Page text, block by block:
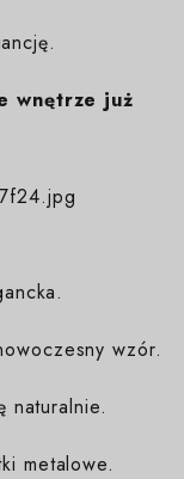
wnętrze już
wzór.
naturalnie.
metalowe.